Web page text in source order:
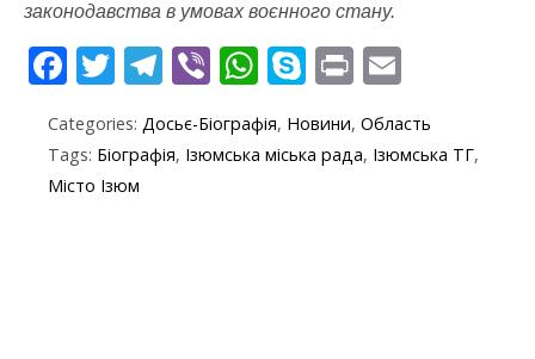
законодавства в умовах воєнного стану.
F
e
b
T
itt
er
T
e
gr
Vi
er
W
at
S
y
p
Pr
in
t ai
Categories: Досьє-Біографія, Новини, Область
Tags: Біографія, Ізюмська міська рада, Ізюмська ТГ,
Місто Ізюм